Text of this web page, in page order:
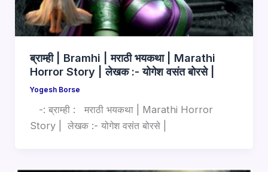
ब्राम्ही | Bramhi | मराठी भयकथा | Marathi
Horror Story | लेखक :- योगेश वसंत बोरसे |
Yogesh Borse
-: ब्राम्ही : मराठी भयकथा | Marathi Horror
Story | लेखक :- योगेश वसंत बोरसे |